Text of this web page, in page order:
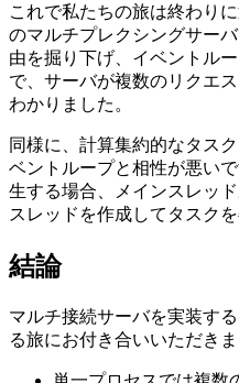
これで私たちの旅は終わり
のマルチプレクシングサー
由を掘り下げ、イベントル
で、サーバが複数のリクエ
わかりました。
同様に、計算集約的なタス
ベントループと相性が悪い
生する場合、メインスレッ
スレッドを作成してタスク
結論
マルチ接続サーバを実装す
る旅にお付き合いいただきま